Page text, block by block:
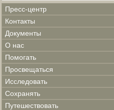
Пресс-центр
Контакты
Документы
О нас
Помогать
Просвещаться
Исследовать
Сохранять
Путешествовать